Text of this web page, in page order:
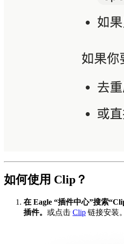
如何使用 Clip？
在 Eagle “插件中心”搜索
插件。 或点击 Clip 链接安装。